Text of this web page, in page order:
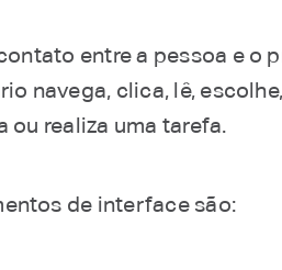
entre a pessoa e o
navega, clica, lê,
ou realiza uma tarefa.
de interface são: